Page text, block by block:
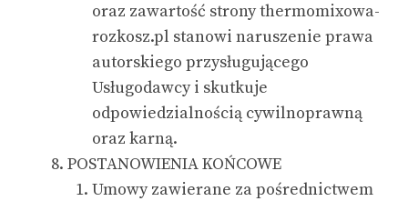
oraz zawartość stronythermomixowa-
rozkosz.pl stanowi naruszenie prawa
autorskiego przysługującego
Usługodawcy i skutkuje
odpowiedzialnością cywilnoprawną
oraz karną.
POSTANOWIENIA KOŃCOWE
Umowy zawierane za pośrednictwem